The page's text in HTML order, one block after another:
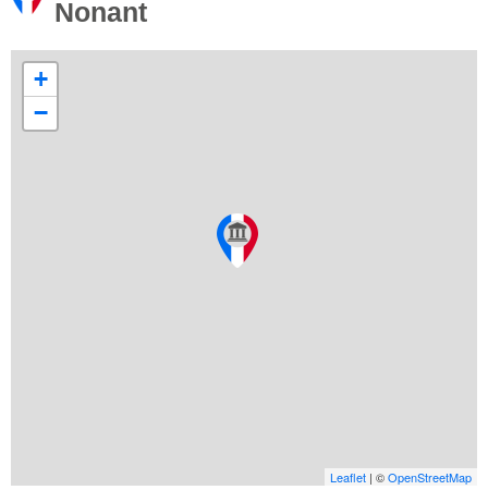
Nonant
+
−
Leaflet | ©OpenStreetMap